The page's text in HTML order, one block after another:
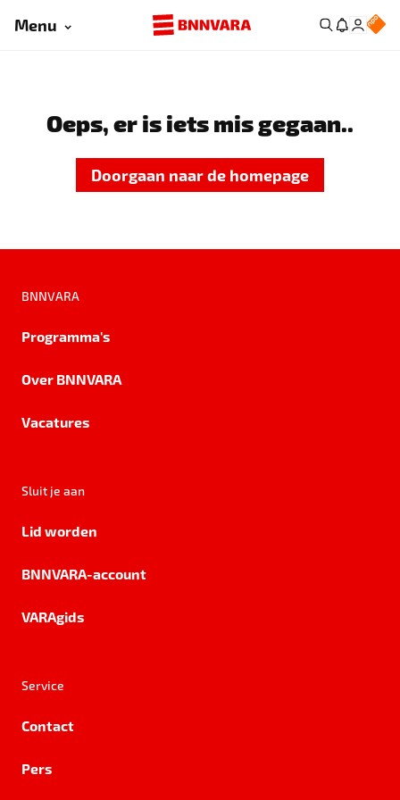
Menu
Oeps, er is iets mis gegaan..
Doorgaan naar de homepage
BNNVARA
Programma's
Over BNNVARA
Vacatures
Sluit je aan
Lid worden
BNNVARA-account
VARAgids
Service
Contact
Pers